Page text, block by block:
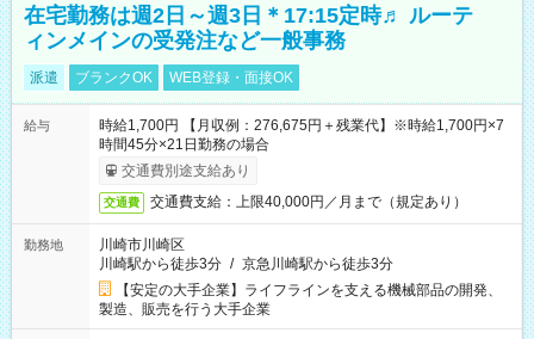
在宅勤務は週2日～週3日＊17:15定時♬ ルーテ
ィンメインの受発注など一般事務
派遣 ブランクOK WEB登録・面接OK
給与
時給1,700円 【月収例：276,675円＋残業代】※時給1,700円×7
時間45分×21日勤務の場合
交通費別途支給あり
交通費 交通費支給：上限40,000円／月まで（規定あり）
勤務地
川崎市川崎区
川崎駅から徒歩3分 / 京急川崎駅から徒歩3分
【安定の大手企業】ライフラインを支える機械部品の開発、
製造、販売を行う大手企業